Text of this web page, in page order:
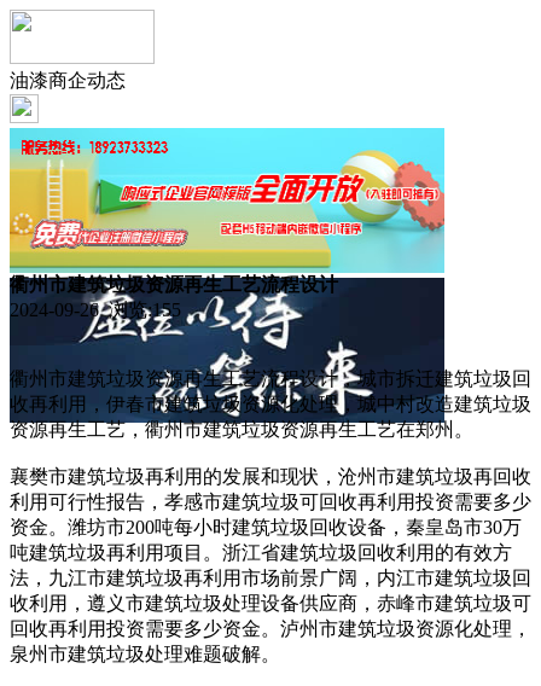
油漆商企动态
衢州市建筑垃圾资源再生工艺流程设计
2024-09-26 浏览:155
衢州市建筑垃圾资源再生工艺流程设计，城市拆迁建筑垃圾回
收再利用，伊春市建筑垃圾资源化处理，城中村改造建筑垃圾
资源再生工艺，衢州市建筑垃圾资源再生工艺在郑州。
襄樊市建筑垃圾再利用的发展和现状，沧州市建筑垃圾再回收
利用可行性报告，孝感市建筑垃圾可回收再利用投资需要多少
资金。潍坊市200吨每小时建筑垃圾回收设备，秦皇岛市30万
吨建筑垃圾再利用项目。浙江省建筑垃圾回收利用的有效方
法，九江市建筑垃圾再利用市场前景广阔，内江市建筑垃圾回
收利用，遵义市建筑垃圾处理设备供应商，赤峰市建筑垃圾可
回收再利用投资需要多少资金。泸州市建筑垃圾资源化处理，
泉州市建筑垃圾处理难题破解。